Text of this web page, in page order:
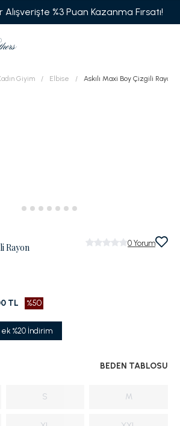
%3 Puan Kazanma Fırsatı!
Giyim Elbise Askılı Maxi Boy Çizgili Rayon
Rayon
0 Yorum
TL %50
%20 İndirim
BEDEN TABLOSU
S M